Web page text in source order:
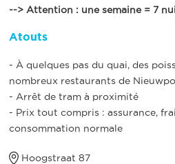
--> Attention : une semaine = 7
Atouts
- À quelques pas du quai, des
nombreux restaurants de
- Arrêt de tram à proximité
- Prix tout compris : assurance,
consommation normale
Hoogstraat 87